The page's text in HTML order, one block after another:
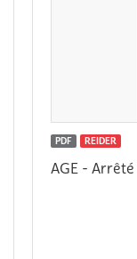
PDF REIDER
AGE - Arrêté